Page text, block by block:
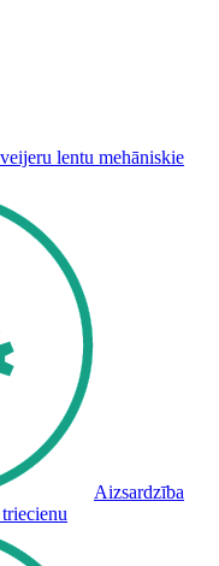
lentu mehāniskie
Aizsardzība